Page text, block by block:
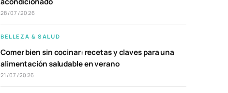
28/07/2026
BELLEZA & SALUD
Comer bien sin cocinar: recetas y claves para una
alimentación saludable en verano
21/07/2026